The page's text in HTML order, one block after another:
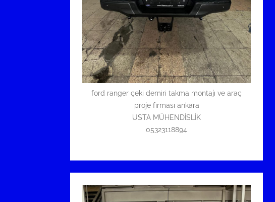
ford ranger çeki demiri takma montajı ve araç
proje firması ankara
USTA MÜHENDİSLİK
05323118894